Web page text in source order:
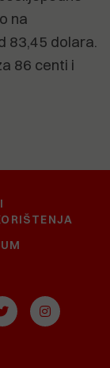
na
83,45 dolara.
86 centi i